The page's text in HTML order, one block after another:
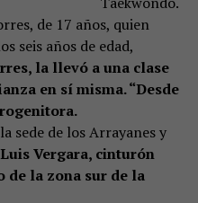
de 17 años, quien
seis años de edad,
la llevó a una clase
en sí misma. “Desde
sede de los Arrayanes y
Vergara, cinturón
de la zona sur de la